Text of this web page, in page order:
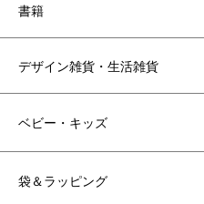
書籍
デザイン雑貨・生活雑貨
ベビー・キッズ
袋＆ラッピング